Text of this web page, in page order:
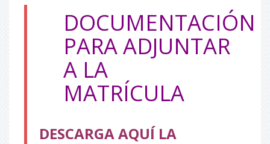
DOCUMENTACIÓN
PARA ADJUNTAR
A LA
MATRÍCULA
DESCARGA AQUÍ LA